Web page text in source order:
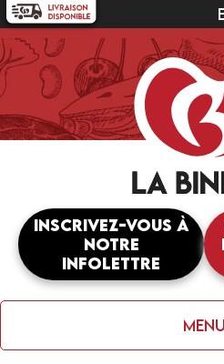
Inscrivez-vous à
notre
infolettre
Menu